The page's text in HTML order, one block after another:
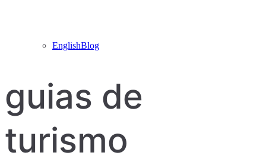
EnglishBlog
guias de
turismo